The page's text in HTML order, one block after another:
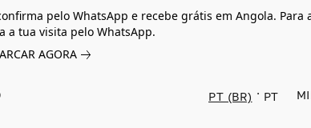
pelo WhatsApp e recebe grátis em Angola.
a tua visita pelo WhatsApp.
AGORA
PT (BR) PT